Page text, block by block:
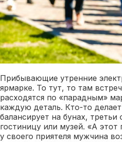
Прибывающие утренние
ярмарке. То тут, то там
расходятся по «парадным»
каждую деталь. Кто-то
балансирует на бунах,
гостиницу или музей. «А
у своего приятеля мужчина